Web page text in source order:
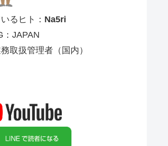
るヒト： Na5ri
：JAPAN
取扱管理者（国内）